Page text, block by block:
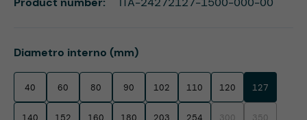
Select
Diametro interno (mm)
40 60 80 90 102 110 120 127